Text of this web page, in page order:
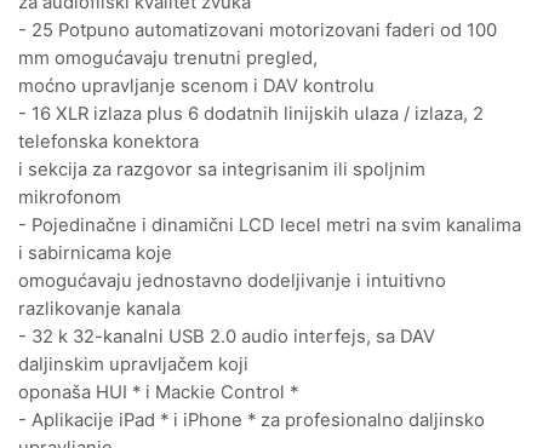
- 25 Potpuno automatizovani motorizovani faderi od 100
mm omogućavaju trenutni pregled,
moćno upravljanje scenom i DAV kontrolu
- 16 XLR izlaza plus 6 dodatnih linijskih ulaza / izlaza, 2
telefonska konektora
i sekcija za razgovor sa integrisanim ili spoljnim
mikrofonom
- Pojedinačne i dinamični LCD lecel metri na svim kanalima
i sabirnicama koje
omogućavaju jednostavno dodeljivanje i intuitivno
razlikovanje kanala
- 32 k 32-kanalni USB 2.0 audio interfejs, sa DAV
daljinskim upravljačem koji
oponaša HUI * i Mackie Control *
- Aplikacije iPad * i iPhone * za profesionalno daljinsko